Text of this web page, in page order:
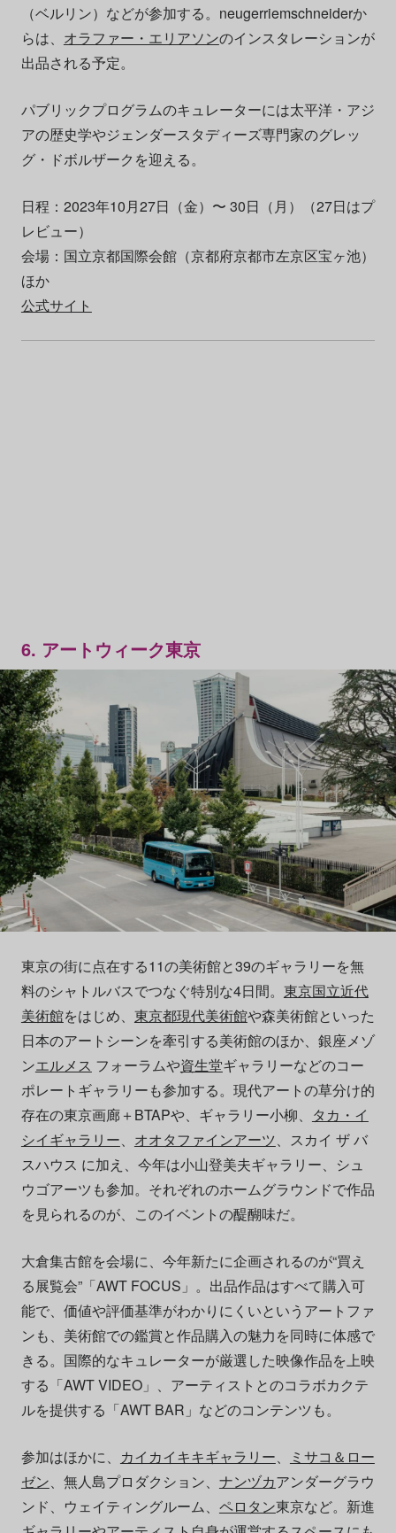
（ベルリン）などが参加する。neugerriemschneiderか
らは、 オラファー・エリアソンのインスタレーションが
出品される予定。
パブリックプログラムのキュレーターには太平洋・アジ
アの歴史学やジェンダースタディーズ専門家のグレッ
グ・ドボルザークを迎える。
日程：2023年10月27日（金）〜 30日（月）（27日はプ
レビュー）
会場：国立京都国際会館（京都府京都市左京区宝ヶ池）
ほか
公式サイト
6. アートウィーク東京
東京の街に点在する11の美術館と39のギャラリーを無
料のシャトルバスでつなぐ特別な4日間。 東京国⽴近代
美術館をはじめ、 東京都現代美術館や森美術館といった
⽇本のアートシーンを牽引する美術館のほか、銀座メゾ
ンエルメス フォーラムや資⽣堂ギャラリーなどのコー
ポレートギャラリーも参加する。現代アートの草分け的
存在の東京画廊＋BTAPや、ギャラリー⼩柳、 タカ・イ
シイギャラリー、 オオタファインアーツ、スカイ ザ バ
スハウス に加え、今年は⼩⼭登美夫ギャラリー、シュ
ウゴアーツも参加。それぞれのホームグラウンドで作品
を見られるのが、このイベントの醍醐味だ。
⼤倉集古館を会場に、今年新たに企画されるのが“買え
る展覧会”「AWT FOCUS」。出品作品はすべて購入可
能で、価値や評価基準がわかりにくいというアートファ
ンも、美術館での鑑賞と作品購⼊の魅力を同時に体感で
きる。国際的なキュレーターが厳選した映像作品を上映
する「AWT VIDEO」、アーティストとのコラボカクテ
ルを提供する「AWT BAR」などのコンテンツも。
参加はほかに、 カイカイキキギャラリー、
ミサコ＆ロー
ゼン、無⼈島プロダクション、 ナンヅカアンダーグラウ
ンド、ウェイティングルーム、 ペロタン東京など。新進